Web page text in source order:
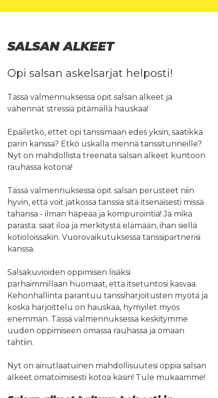
SALSAN ALKEET
Opi salsan askelsarjat helposti!
Tässä valmennuksessa opit salsan alkeet ja
vähennät stressiä pitämällä hauskaa!
Epäiletkö, ettet opi tanssimaan edes yksin, saatikka
parin kanssa? Etkö uskalla mennä tanssitunneille?
Nyt on mahdollista treenata salsan alkeet kuntoon
rauhassa kotona!
Tässä valmennuksessa opit salsan perusteet niin
hyvin, että voit jatkossa tanssia sitä itsenäisesti missä
tahansa - ilman häpeää ja kompurointia! Ja mikä
parasta: saat iloa ja merkitystä elämään, ihan siellä
kotioloissakin. Vuorovaikutuksessa tanssipartnerisi
kanssa.
Salsakuvioiden oppimisen lisäksi
parhaimmillaan huomaat, että itsetuntosi kasvaa.
Kehonhallinta parantuu tanssiharjoitusten myötä ja
koska harjoittelu on hauskaa, hymyilet myös
enemmän. Tässä valmennuksessa keskitymme
uuden oppimiseen omassa rauhassa ja omaan
tahtiin.
Nyt on ainutlaatuinen mahdollisuutesi oppia salsan
alkeet omatoimisesti kotoa käsin! Tule mukaamme!